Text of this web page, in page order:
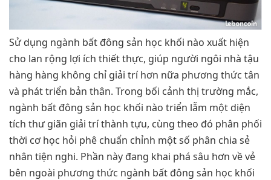
Sử dụng ngành bất đông sản học khối nào xuất hiện
cho lan rộng lợi ích thiết thực, giúp người ngôi nhà tậu
hàng hàng không chỉ giải trí hơn nữa phương thức tân
và phát triển bản thân. Trong bối cảnh thị trường mắc,
ngành bất đông sản học khối nào triển lẵm một diện
tích thư giãn giải trí thành tựu, cùng theo đó phân phối
thời cơ học hỏi phê chuẩn chỉnh một số phân chia sẻ
nhân tiện nghi. Phần này đang khai phá sâu hơn về vẻ
bên ngoài phương thức ngành bất đông sản học khối